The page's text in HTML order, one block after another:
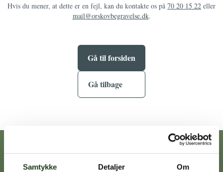
Samtykke Detaljer Om
Hvis du mener, at dette er en fejl, kan du kontakte os på 70 20 15 22 eller
mail@orskovbegravelse.dk.
Gå til forsiden
Gå tilbage
Vores afdelinger